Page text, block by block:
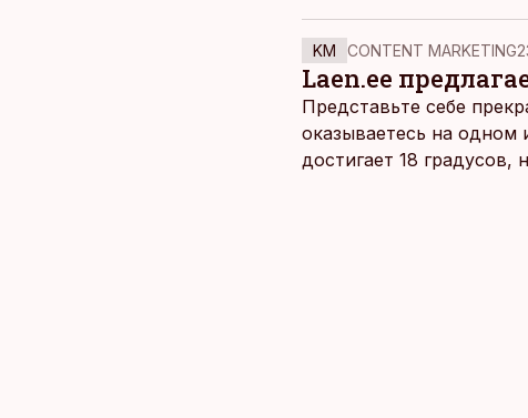
KM CONTENT MARKETING
Laen.ee
Представьте себе
оказываетесь на
достигает 18 градусов,